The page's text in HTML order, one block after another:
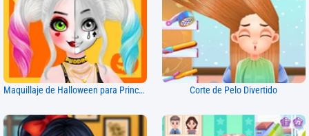
Maquillaje de Halloween para Princesas Corte de Pelo Divertido